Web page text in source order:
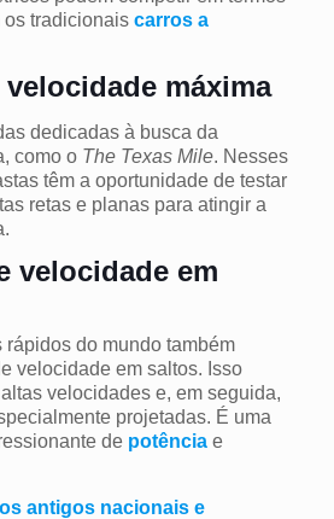
tradicionais carros a
máxima
dedicadas à busca da
como o The Texas Mile. Nesses
têm a oportunidade de testar
retas e planas para atingir a
velocidade em
do mundo também
velocidade em saltos. Isso
velocidades e, em seguida,
projetadas. É uma
de potênciae
antigos nacionais e